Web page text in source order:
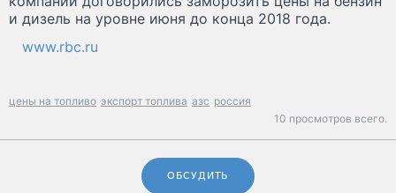
и дизель на уровне июня до конца 2018 года.
www.rbc.ru
цены на топливо экспорт топлива азс россия
10 просмотров всего.
ОБСУДИТЬ